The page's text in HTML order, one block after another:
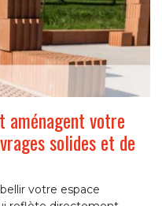
aménagent votre
solides et de
votre espace